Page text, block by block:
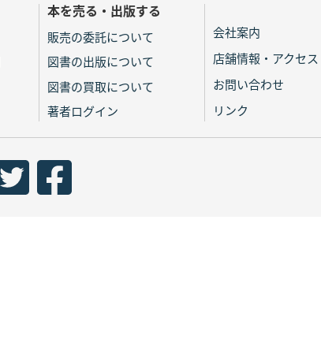
本を売る・出版する
販売の委託について
図書の出版について
図書の買取について
著者ログイン
会社案内
店舗情報・アクセス
お問い合わせ
リンク